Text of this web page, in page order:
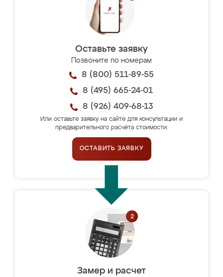
Оставьте заявку
Позвоните по номерам
8 (800) 511-89-55
8 (495) 665-24-01
8 (926) 409-68-13
Или оставьте заявку на сайте для консультации и
предварительного расчёта стоимости.
ОСТАВИТЬ ЗАЯВКУ
Замер и расчет